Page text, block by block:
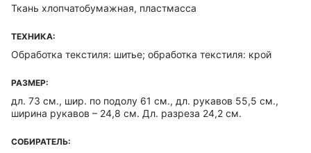
Ткань хлопчатобумажная, пластмасса
ТЕХНИКА:
Обработка текстиля: шитье; обработка текстиля: крой
РАЗМЕР:
дл. 73 см., шир. по подолу 61 см., дл. рукавов 55,5 см.,
ширина рукавов – 24,8 см. Дл. разреза 24,2 см.
СОБИРАТЕЛЬ: